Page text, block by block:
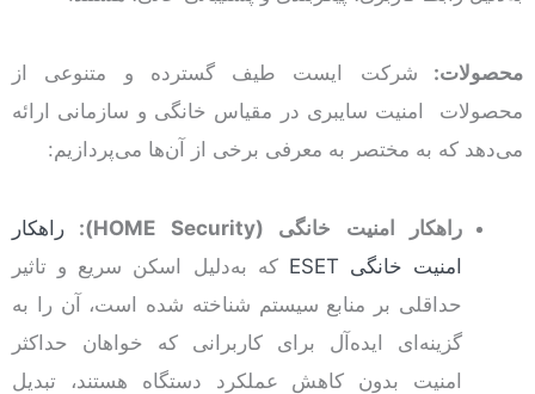
محصولات: شرکت ایست طیف گسترده‌ و متنوعی از
محصولات امنیت سایبری در مقیاس خانگی و سازمانی ارائه
می‌دهد که به مختصر به معرفی برخی از آن‌ها می‌پردازیم:
راهکار امنیت خانگی (HOME Security
): راهکار
امنیت خانگی ESET
که به‌دلیل اسکن سریع و تاثیر
حداقلی بر منابع سیستم شناخته شده است، آن را به
گزینه‌ای ایده‌آل برای کاربرانی که خواهان حداکثر
امنیت بدون کاهش عملکرد دستگاه هستند، تبدیل